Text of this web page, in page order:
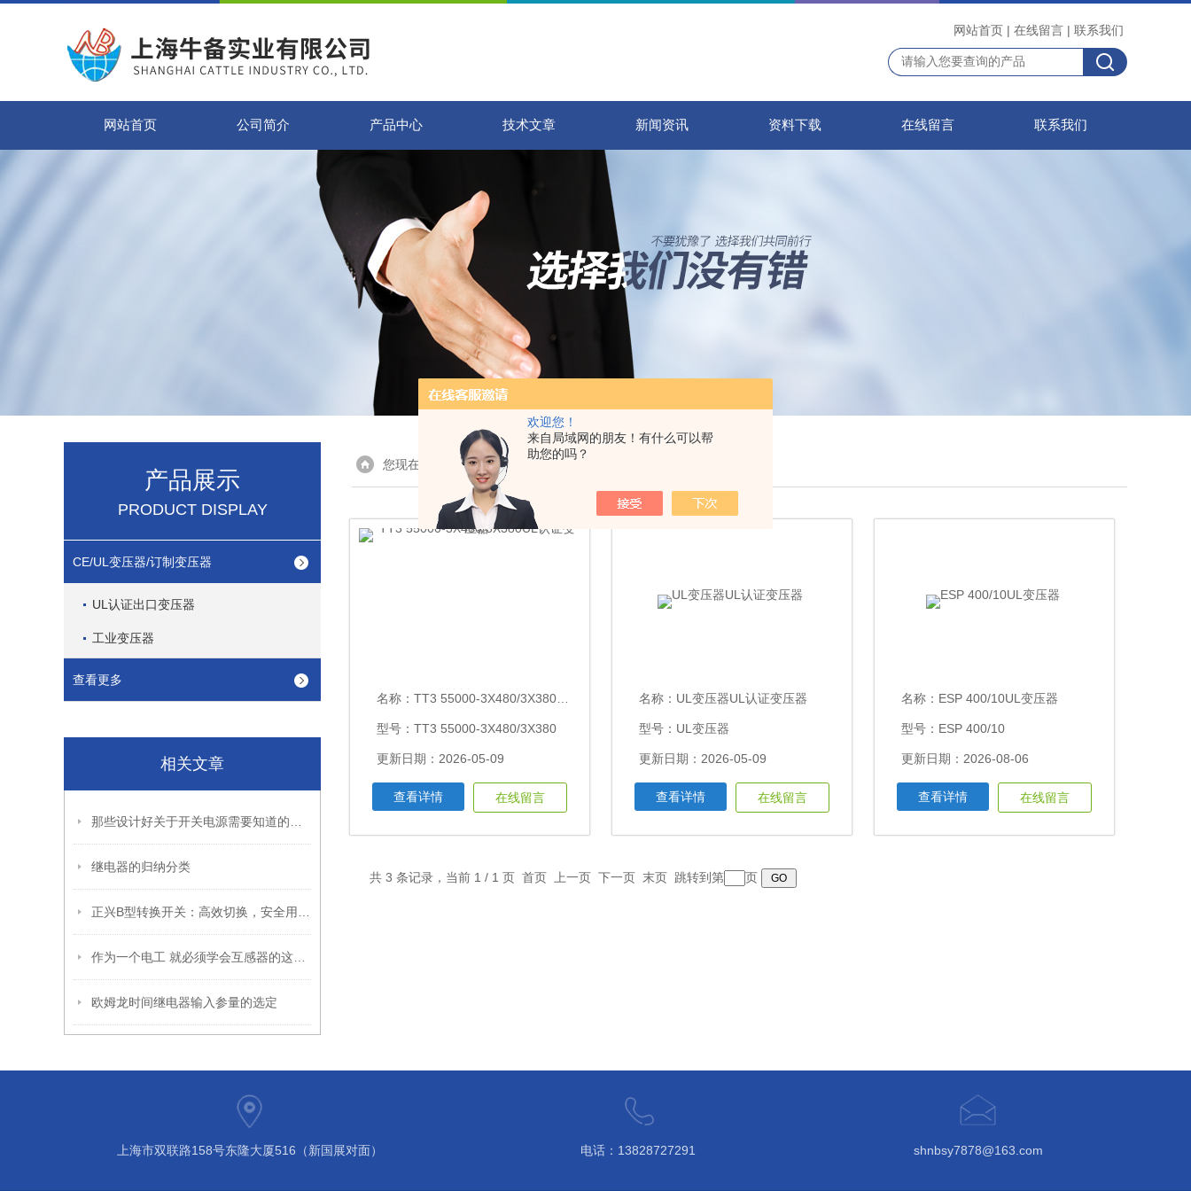
欢迎您！
来自局域网的朋友！有什么可以帮
助您的吗？
网站首页 | 在线留言 | 联系我们
网站首页 公司简介 产品中心 技术文章 新闻资讯 资料下载 在线留言 联系我们
产品展示
PRODUCT DISPLAY
CE/UL变压器/订制变压器
UL认证出口变压器
工业变压器
查看更多
相关文章
继电器的归纳分类
欧姆龙时间继电器输入参量的选定
您现在的位置：首页> 产品展示 > CE/UL变压器/订制变压器
名称： TT3 55000-3X480/3X380UL认证变压器
型号：TT3 55000-3X480/3X380
更新日期：2026-05-09
查看详情 在线留言
名称： UL变压器UL认证变压器
型号：UL变压器
更新日期：2026-05-09
查看详情 在线留言
名称： ESP 400/10UL变压器
型号：ESP 400/10
更新日期：2026-08-06
查看详情 在线留言
共 3 条记录，当前 1 / 1 页 首页 上一页 下一页 末页 跳转到第 页
上海市双联路158号东隆大厦516（新国展对面） 电话：13828727291 shnbsy7878@163.com